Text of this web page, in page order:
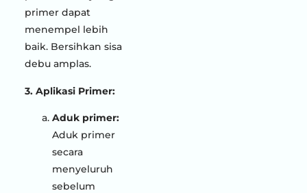
primer dapat
menempel lebih
baik. Bersihkan sisa
debu amplas.
3. Aplikasi Primer:
Aduk primer:
Aduk primer
secara
menyeluruh
sebelum